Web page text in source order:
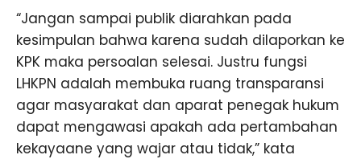
“Jangan sampai publik diarahkan pada
kesimpulan bahwa karena sudah dilaporkan ke
KPK maka persoalan selesai. Justru fungsi
LHKPN adalah membuka ruang transparansi
agar masyarakat dan aparat penegak hukum
dapat mengawasi apakah ada pertambahan
kekayaane yang wajar atau tidak,” kata